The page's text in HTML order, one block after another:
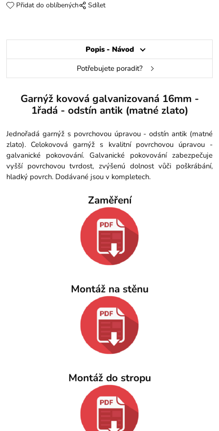
Přidat do oblíbených Sdílet
Popis - Návod
Potřebujete poradit?
Garnýž kovová galvanizovaná 16mm -
1řadá - odstín antik (matné zlato)
Jednořadá garnýž s povrchovou úpravou - odstín antik (matné
zlato). Celokovová garnýž s kvalitní povrchovou úpravou -
galvanické pokovování. Galvanické pokovování zabezpečuje
vyšší povrchovou tvrdost, zvýšenú dolnost vůči poškrábání,
hladký povrch. Dodávané jsou v kompletech.
Zaměření
Montáž na stěnu
Montáž do stropu